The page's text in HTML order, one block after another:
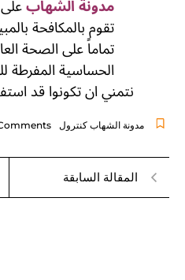
مدونة الشهاب
تقوم بالمكافحة
تماماً على الصحة
الحساسية المفرطة
نتمني ان تكونوا قد
مدونة الشهاب كنترول
المقالة السابقة